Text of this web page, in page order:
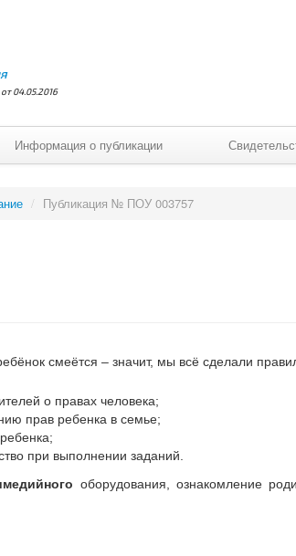
04.05.2016
Информация о публикации
/ Публикация № ПОУ 003757
смеётся – значит, мы всё сделали
о правах человека;
прав ребенка в семье;
при выполнении заданий.
оборудования, ознакомление